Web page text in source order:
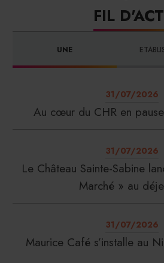
FIL
UNE
31/07/2026
Au cœur du CHR en
31/07/2026
Le Château Sainte-Sabine
Marché » au
31/07/2026
Maurice Café s’installe au